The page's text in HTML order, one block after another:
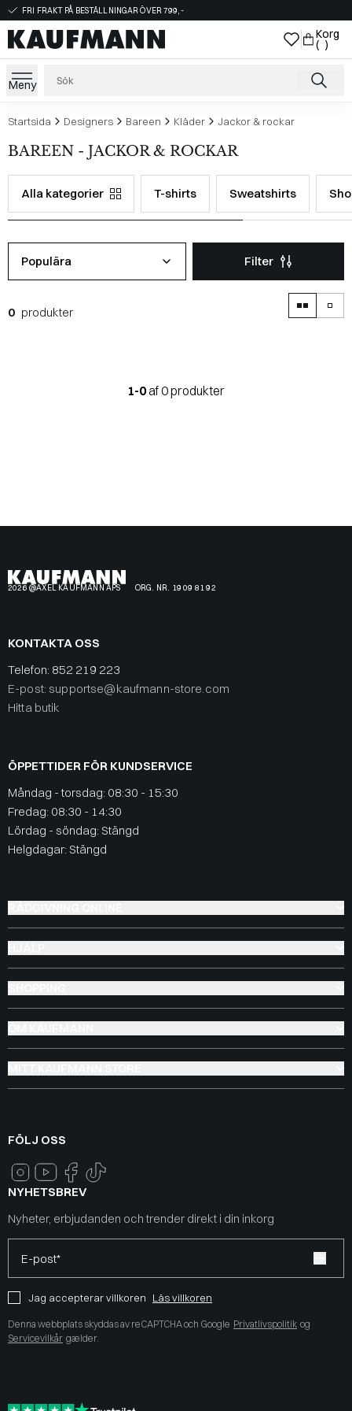
FRI FRAKT PÅ BESTÄLLNINGAR ÖVER 799,-
Korg
( )
Meny
Startsida Designers Bareen Kläder Jackor & rockar
BAREEN - JACKOR & ROCKAR
Alla kategorier T-shirts Sweatshirts
Populära Filter
0 produkter
1-0af 0 produkter
2026 @AXEL KAUFMANN APS ORG. NR. 19 09 81 92
KONTAKTA OSS
Telefon: 852 219 223
E-post: supportse@kaufmann-store.com
Hitta butik
ÖPPETTIDER FÖR KUNDSERVICE
Måndag - torsdag: 08:30 - 15:30
Fredag: 08:30 - 14:30
Lördag - söndag: Stängd
Helgdagar: Stängd
FÖLJ OSS
NYHETSBREV
Nyheter, erbjudanden och trender direkt i din inkorg
E-post*
Jag accepterar villkoren Läs villkoren
Denna webbplats skyddas av reCAPTCHA och Google Privatlivspolitik og
Servicevilkår gælder.